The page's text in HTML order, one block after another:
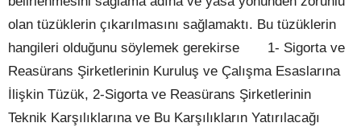
olan tüzüklerin çıkarılmasını sağlamaktı. Bu tüzüklerin
hangileri olduğunu söylemek gerekirse
1- Sigorta ve
Reasürans Şirketlerinin Kuruluş ve Çalışma Esaslarına
İlişkin Tüzük, 2-Sigorta ve Reasürans Şirketlerinin
Teknik Karşılıklarına ve Bu Karşılıkların Yatırılacağı